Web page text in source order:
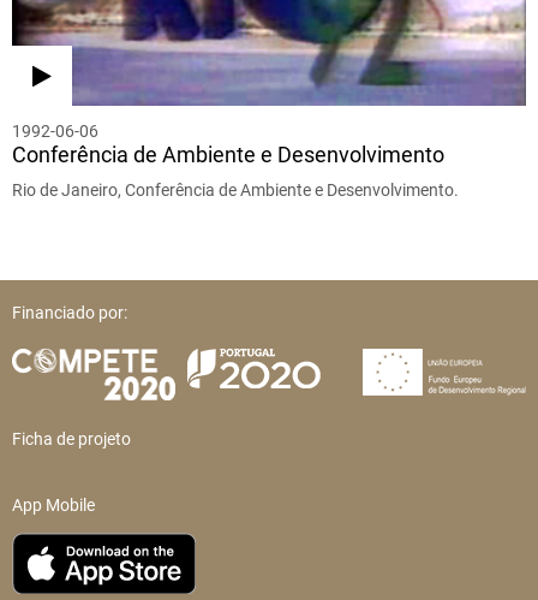
1992-06-06
Conferência de Ambiente e Desenvolvimento
Rio de Janeiro, Conferência de Ambiente e Desenvolvimento.
Financiado por:
Ficha de projeto
App Mobile